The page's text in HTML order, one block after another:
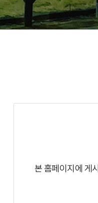
본 홈페이지에 게